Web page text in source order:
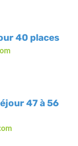
40 places
47 à 56